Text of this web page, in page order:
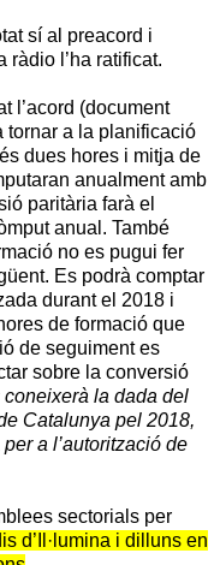
sí al preacord i
ràdio l’ha ratificat.
l’acord (document
tornar a la planificació
dues hores i mitja de
anualment amb
paritària farà el
anual. També
no es pugui fer
Es podrà comptar
durant el 2018 i
de formació que
de seguiment es
sobre la conversió
coneixerà la dada del
Catalunya pel 2018,
a l’autorització de
sectorials per
d’Il·lumina i dilluns en